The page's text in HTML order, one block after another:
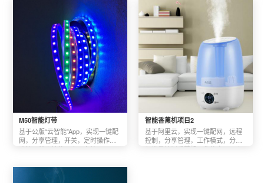
M50智能灯带
基于公版“云智能”App，实现一键配
网，分享管理，开关，定时操作等
功能；并支持第三方平台接入。
智能香薰机项目2
基于阿里云，实现一键配网，远程
控制，分享管理，工作模式，分组
与批量控制香薰机工作的应用；支